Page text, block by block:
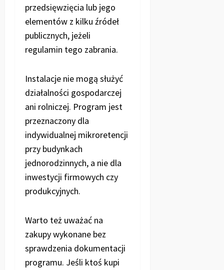
przedsięwzięcia lub jego
elementów z kilku źródeł
publicznych, jeżeli
regulamin tego zabrania.
Instalacje nie mogą służyć
działalności gospodarczej
ani rolniczej. Program jest
przeznaczony dla
indywidualnej mikroretencji
przy budynkach
jednorodzinnych, a nie dla
inwestycji firmowych czy
produkcyjnych.
Warto też uważać na
zakupy wykonane bez
sprawdzenia dokumentacji
programu. Jeśli ktoś kupi